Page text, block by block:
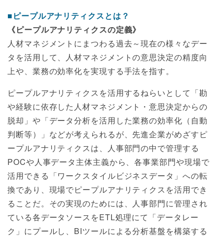
■ピープルアナリティクスとは？
《ピープルアナリティクスの定義》
人材マネジメントにまつわる過去～現在の様々なデー
タを活用して、人材マネジメントの意思決定の精度向
上や、業務の効率化を実現する手法を指す。
ピープルアナリティクスを活用するねらいとして「勘
や経験に依存した人材マネジメント・意思決定からの
脱却」や「データ分析を活用した業務の効率化（自動
判断等）」などが考えられるが、先進企業がめざすピ
ープルアナリティクスは、人事部門の中で管理する
POCや人事データ主体主義から、各事業部門や現場で
活用できる「ワークスタイルビジネスデータ」への転
換であり、現場でピープルアナリティクスを活用でき
ることだ。その実現のためには、人事部門に管理され
ている各データソースをETL処理にて「データレー
ク」にプールし、BIツールによる分析基盤を構築する